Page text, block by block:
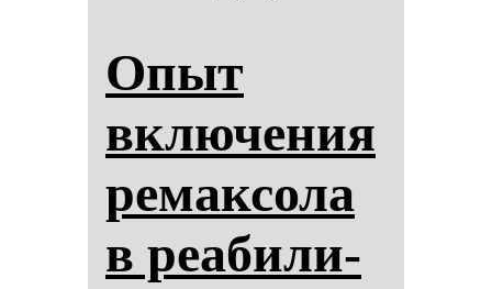
Опыт
вклю­че­ния
ре­мак­со­ла
в ре­аби­ли­